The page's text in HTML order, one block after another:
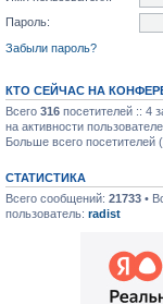
Пароль:
Забыли пароль?
КТО СЕЙЧАС НА
Всего 316 посетителей :: 4
на активности
Больше всего посетителей (
СТАТИСТИКА
Всего сообщений: 21733 •
пользователь: radist